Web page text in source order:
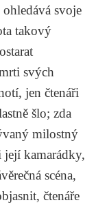
svoje
takový
svých
jen čtenáři
šlo; zda
milostný
kamarádky,
scéna,
čtenáře